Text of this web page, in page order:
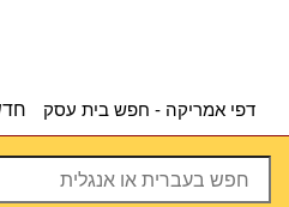
דפי אמריקה - חפש בית עסק